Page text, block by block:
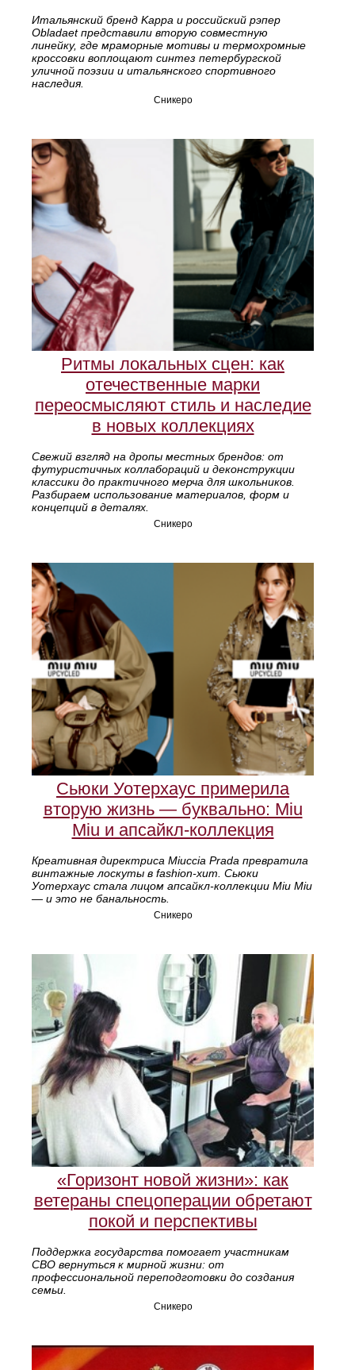
Итальянский бренд Kappa и российский рэпер
Obladaet представили вторую совместную
линейку, где мраморные мотивы и термохромные
кроссовки воплощают синтез петербургской
уличной поэзии и итальянского спортивного
наследия.
Сникеро
Ритмы локальных сцен: как
отечественные марки
переосмысляют стиль и наследие
в новых коллекциях
Свежий взгляд на дропы местных брендов: от
футуристичных коллабораций и деконструкции
классики до практичного мерча для школьников.
Разбираем использование материалов, форм и
концепций в деталях.
Сникеро
Сьюки Уотерхаус примерила
вторую жизнь — буквально: Miu
Miu и апсайкл-коллекция
Креативная директриса Miuccia Prada превратила
винтажные лоскуты в fashion-хит. Сьюки
Уотерхаус стала лицом апсайкл-коллекции Miu Miu
— и это не банальность.
Сникеро
«Горизонт новой жизни»: как
ветераны спецоперации обретают
покой и перспективы
Поддержка государства помогает участникам
СВО вернуться к мирной жизни: от
профессиональной переподготовки до создания
семьи.
Сникеро